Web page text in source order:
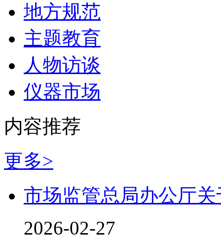
地方规范
主题教育
人物访谈
仪器市场
内容推荐
更多>
市场监管总局办公厅
2026-02-27